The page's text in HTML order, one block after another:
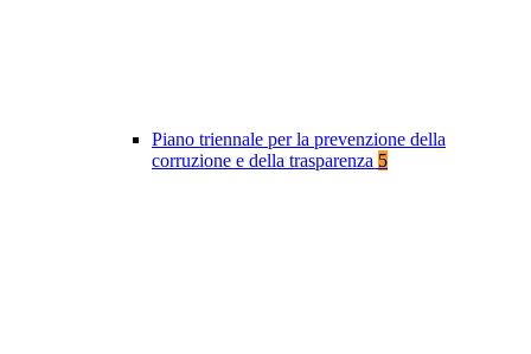
Piano triennale per la prevenzione della
corruzione e della trasparenza 5